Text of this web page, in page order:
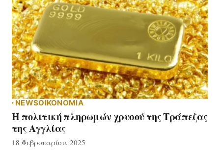
NEWSΟΙΚΟΝΟΜΙΑ
Η πολιτική πληρωμών χρυσού της Τράπεζας
της Αγγλίας
18 Φεβρουαρίου, 2025